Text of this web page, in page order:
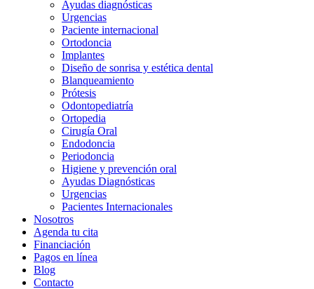
Ayudas diagnósticas
Urgencias
Paciente internacional
Ortodoncia
Implantes
Diseño de sonrisa y estética dental
Blanqueamiento
Prótesis
Odontopediatría
Ortopedia
Cirugía Oral
Endodoncia
Periodoncia
Higiene y prevención oral
Ayudas Diagnósticas
Urgencias
Pacientes Internacionales
Nosotros
Agenda tu cita
Financiación
Pagos en línea
Blog
Contacto